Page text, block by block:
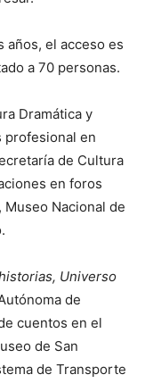
años, el acceso es
a 70 personas.
Dramática y
profesional en
de Cultura
en foros
Nacional de
Universo
de
cuentos en el
de San
de Transporte